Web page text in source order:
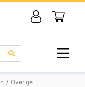
/ Overige